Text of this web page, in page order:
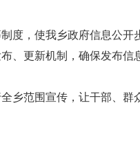
，使我乡政府信息公开
、更新机制，确保发布信
范围宣传，让干部、群